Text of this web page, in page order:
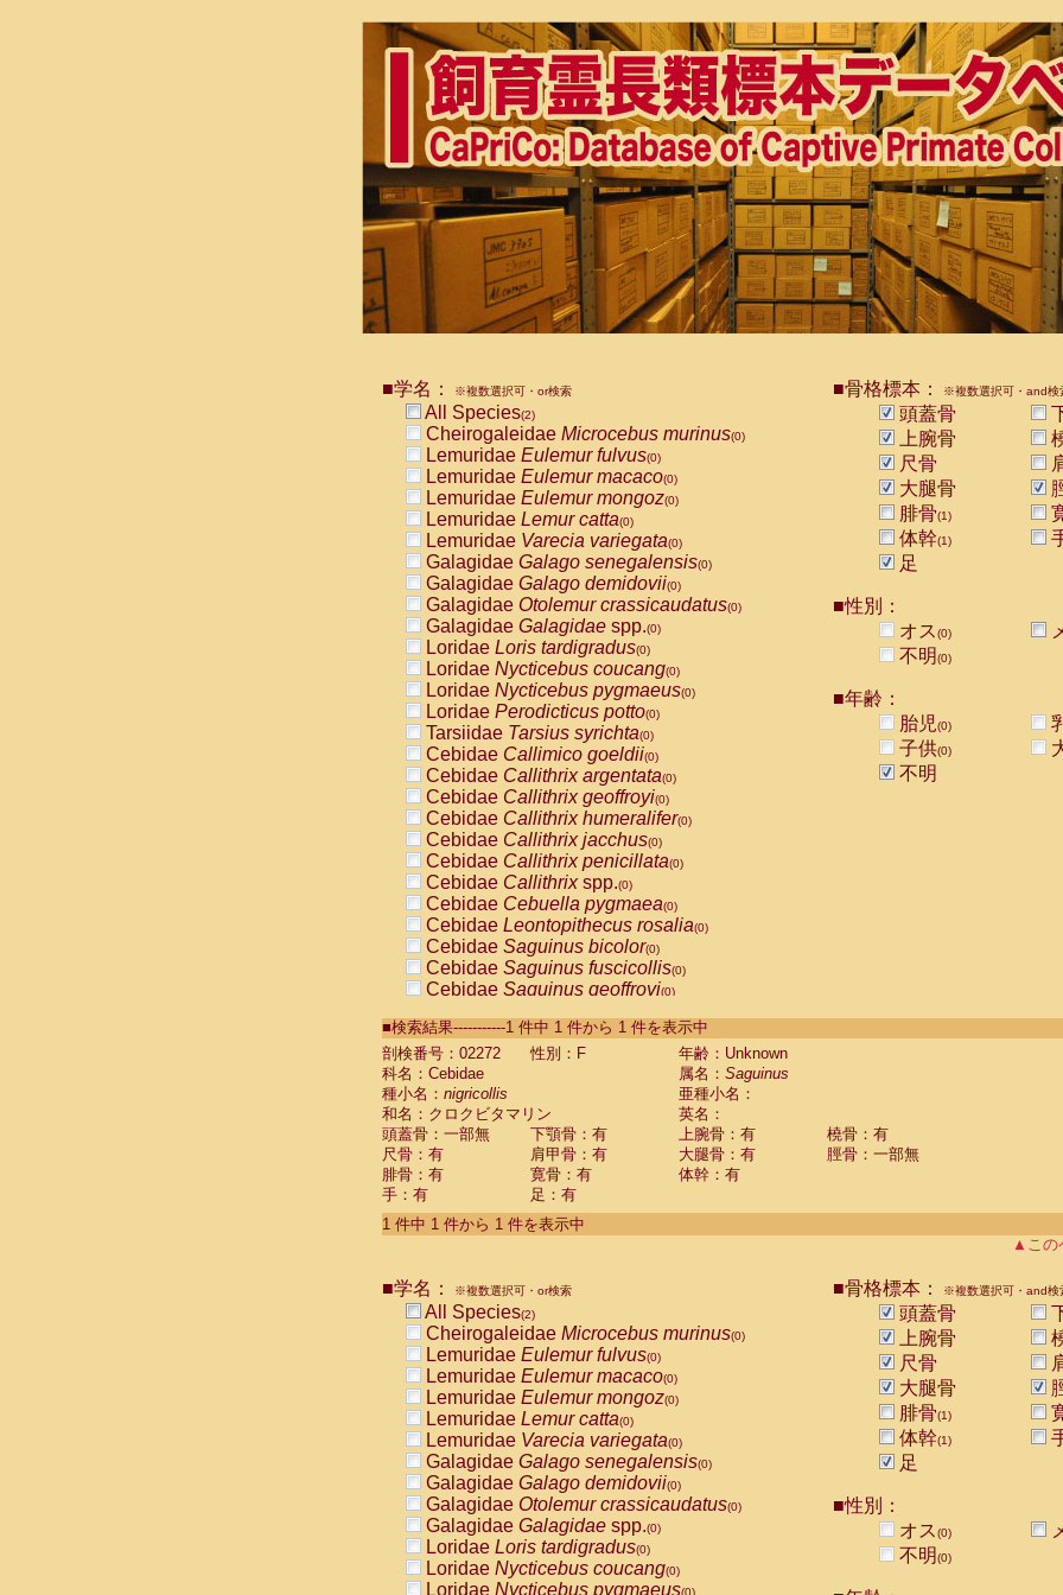
■学名： ※複数選択可・or検索
All Species(2)
Cheirogaleidae Microcebus murinus(0)
Lemuridae Eulemur fulvus(0)
Lemuridae Eulemur macaco(0)
Lemuridae Eulemur mongoz(0)
Lemuridae Lemur catta(0)
Lemuridae Varecia variegata(0)
Galagidae Galago senegalensis(0)
Galagidae Galago demidovii(0)
Galagidae Otolemur crassicaudatus(0)
Galagidae Galagidae spp.(0)
Loridae Loris tardigradus(0)
Loridae Nycticebus coucang(0)
Loridae Nycticebus pygmaeus(0)
Loridae Perodicticus potto(0)
Tarsiidae Tarsius syrichta(0)
Cebidae Callimico goeldii(0)
Cebidae Callithrix argentata(0)
Cebidae Callithrix geoffroyi(0)
Cebidae Callithrix humeralifer(0)
Cebidae Callithrix jacchus(0)
Cebidae Callithrix penicillata(0)
Cebidae Callithrixspp.(0)
Cebidae Cebuella pygmaea(0)
Cebidae Leontopithecus rosalia(0)
Cebidae Saguinus bicolor(0)
Cebidae Saguinus fuscicollis(0)
Cebidae Saguinus geoffroyi(0)
CebidaeSaguinus labiatus(0)
Cebidae Saguinus leucopus (0)
Cebidae
CebidaeSaguinus mystax
CebidaeSaguinus nigricollis (1)
Cebidae Saguinus oedipus
Cebidae Saguinus weddelli
Cebidae Saguinusspp.
Cebidae Aotus trivirgatus
Cebidae Cebus albifrons
CebidaeCebus nigrivittatus
CebidaeCebus
CebidaeSaimiri boliviensis(0)
CebidaeSaimiri sciureus(0)
AtelidaeAlouatta caraya(0)
AtelidaeAlouatta fusca(0)
AtelidaeAlouatta seniculus
AtelidaeAlouattaspp.(0)
AtelidaeAteles belzebuth(0)
AtelidaeAteles geoffroyi(0)
AtelidaeAteles paniscus(0)
AtelidaeAtelesspp.(0)
Atelidae Lagothrix lagothricha
AtelidaeLagothrix lagothricha cana
PitheciidaeCacajao calvus rubicundus
■骨格標本： ※複数選択可・and検
頭蓋骨
上腕骨
尺骨
大腿骨
腓骨(1)
体幹(1)
足
■性別：
オス(0)
不明(0)
■年齢：
胎児(0)
子供(0)
不明
■検索結果-----------1 件中 1 件から 1 件を表示中
剖検番号：02272
性別：F
年齢：Unknown
科名：Cebidae
属名： Saguinus
種小名： nigricollis
亜種小名：
和名：クロクビタマリン
英名：
頭蓋骨：一部無
下顎骨：有 上腕骨：有
橈骨：有
尺骨：有
肩甲骨：有 大腿骨：有
脛骨：一部無
腓骨：有
寛骨：有
体幹：有
手：有
足：有
1 件中 1 件から 1 件を表示中
▲この
■学名： ※複数選択可・or検索
All Species(2)
Cheirogaleidae Microcebus murinus(0)
Lemuridae Eulemur fulvus(0)
Lemuridae Eulemur macaco(0)
Lemuridae Eulemur mongoz(0)
Lemuridae Lemur catta(0)
Lemuridae Varecia variegata(0)
Galagidae Galago senegalensis(0)
Galagidae Galago demidovii(0)
Galagidae Otolemur crassicaudatus(0)
Galagidae Galagidae spp.(0)
Loridae Loris tardigradus(0)
Loridae Nycticebus coucang(0)
Loridae Nycticebus pygmaeus(0)
■骨格標本： ※複数選択可・and検
頭蓋骨
上腕骨
尺骨
大腿骨
腓骨(1)
体幹(1)
足
■性別：
オス(0)
不明(0)